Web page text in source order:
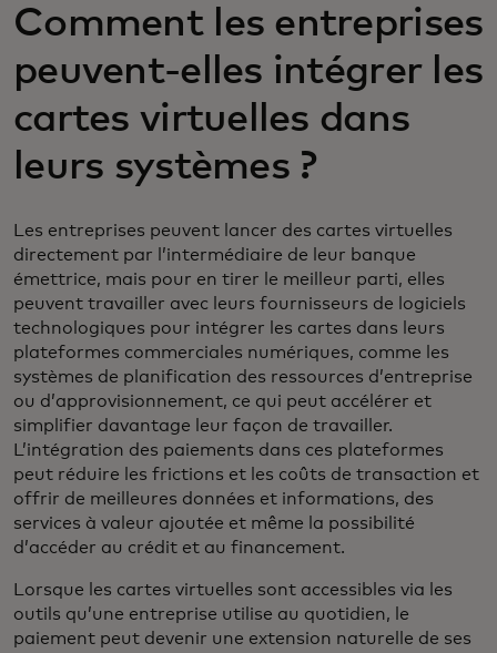
Comment les entreprises
peuvent-elles intégrer les
cartes virtuelles dans
leurs systèmes ?
Les entreprises peuvent lancer des cartes virtuelles
directement par l’intermédiaire de leur banque
émettrice, mais pour en tirer le meilleur parti, elles
peuvent travailler avec leurs fournisseurs de logiciels
technologiques pour intégrer les cartes dans leurs
plateformes commerciales numériques, comme les
systèmes de planification des ressources d’entreprise
ou d’approvisionnement, ce qui peut accélérer et
simplifier davantage leur façon de travailler.
L’intégration des paiements dans ces plateformes
peut réduire les frictions et les coûts de transaction et
offrir de meilleures données et informations, des
services à valeur ajoutée et même la possibilité
d’accéder au crédit et au financement.
Lorsque les cartes virtuelles sont accessibles via les
outils qu’une entreprise utilise au quotidien, le
paiement peut devenir une extension naturelle de ses